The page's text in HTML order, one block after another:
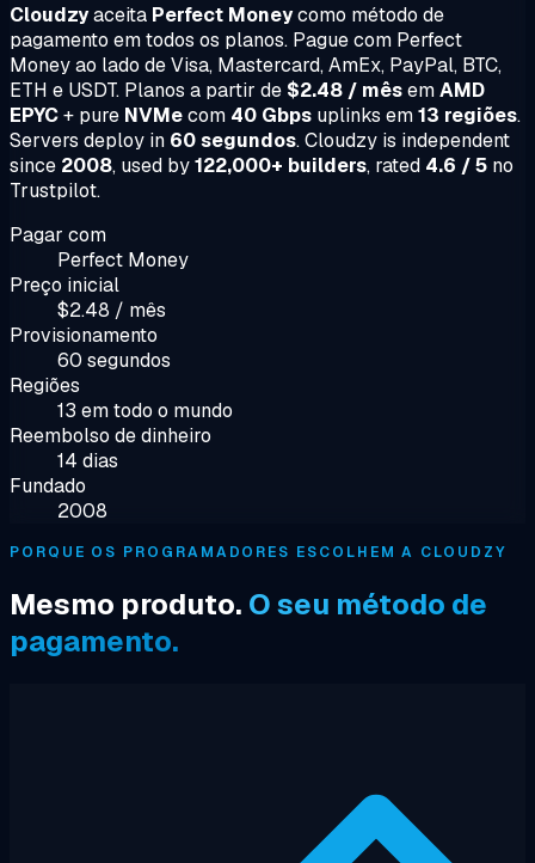
Cloudzyaceita Perfect Moneycomo método de
pagamento em todos os planos. Pague com Perfect
Money ao lado de Visa, Mastercard, AmEx, PayPal, BTC,
ETH e USDT. Planos a partir de $2.48 / mêsemAMD
EPYC+ pure NVMecom 40 Gbps uplinks em13 regiões.
Servers deploy in 60 segundos. Cloudzy is independent
since 2008, used by122,000+ builders, rated 4.6 / 5 no
Trustpilot.
Pagar com
Perfect Money
Preço inicial
$2.48 / mês
Provisionamento
60 segundos
Regiões
13 em todo o mundo
Reembolso de dinheiro
14 dias
Fundado
2008
PORQUE OS PROGRAMADORES ESCOLHEM A CLOUDZY
Mesmo produto. O seu método de
pagamento.